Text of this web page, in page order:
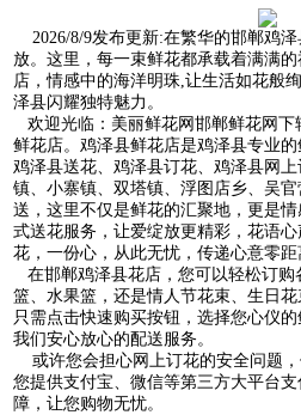
2026/8/9发布更新:在繁华的邯郸鸡
放。这里，每一束鲜花都承载着满满
店，情感中的海洋明珠,让生活如花般
泽县闪耀独特魅力。
欢迎光临：美丽鲜花网邯郸鲜花网下
鲜花店。鸡泽县鲜花店是鸡泽县专业
鸡泽县送花、鸡泽县订花、鸡泽县网
镇、小寨镇、双塔镇、浮图店乡、吴
送，这里不仅是鲜花的汇聚地，更是
式送花服务，让爱绽放更精彩，花语
花，一份心，从此无忧，传递心意零距
在邯郸鸡泽县花店，您可以轻松订购
篮、水果篮，还是情人节花束、生日花
只需点击快速购买按钮，选择您心仪
我们安心放心的配送服务。
或许您会担心网上订花的安全问题
您提供支付宝、微信等第三方大平台
障，让您购物无忧。